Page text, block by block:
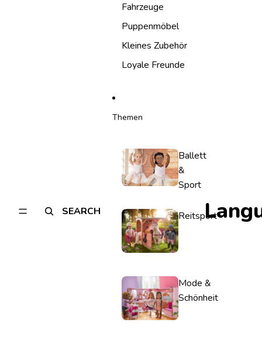
SEARCH
Fahrzeuge
Puppenmöbel
Kleines Zubehör
Loyale Freunde
Themen
Ballett
&
Sport
Reitsport
Mode &
Schönheit